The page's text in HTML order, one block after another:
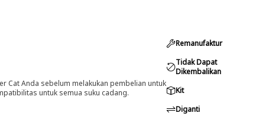
Cat Anda sebelum melakukan pembelian untuk
untuk semua suku cadang.
Remanufaktur
Tidak Dapat
Dikembalikan
Kit
Diganti